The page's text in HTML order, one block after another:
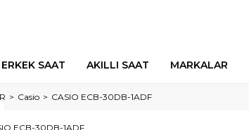
ERKEK SAAT AKILLI SAAT MARKALAR
Casio CASIO ECB-30DB-1ADF